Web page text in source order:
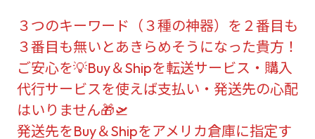
３つのキーワード（３種の神器）を２番目も
３番目も無いとあきらめそうになった貴方！
ご安心を💡Buy＆Shipを転送サービス・購入
代行サービスを使えば支払い・発送先の心配
はいりません🎁🛫
発送先をBuy＆Shipをアメリカ倉庫に指定す